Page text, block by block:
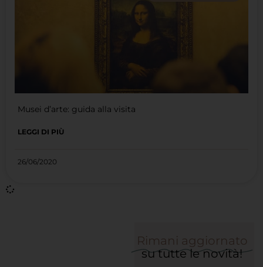
Musei d’arte: guida alla visita
LEGGI DI PIÙ
26/06/2020
Rimani aggiornato
su tutte le novità!